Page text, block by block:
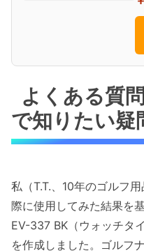
よくある質
で知りたい疑
私（T.T.、10年のゴルフ
際に使用してみた結果を
EV-337 BK（ウォッチタ
を作成しました。ゴルフ